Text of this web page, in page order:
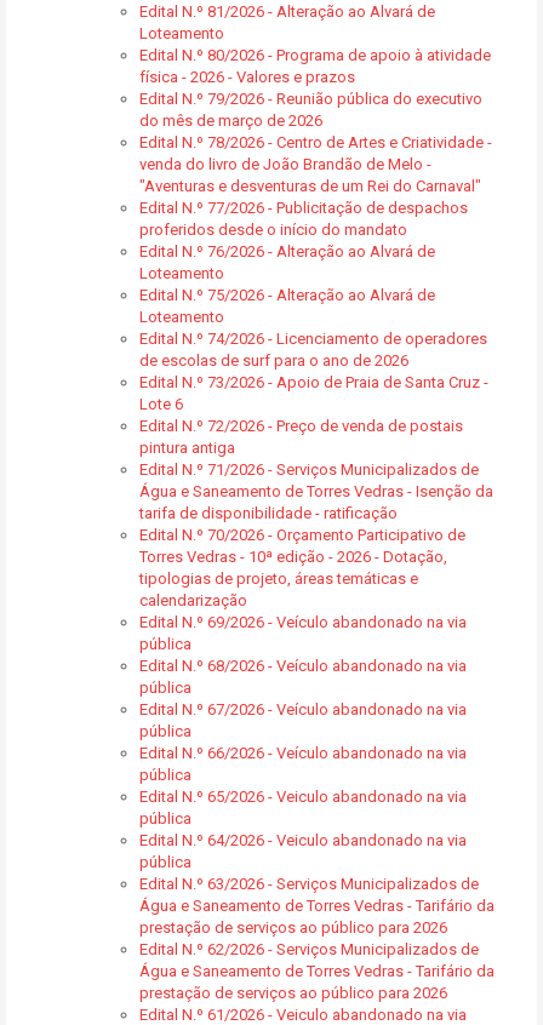
Edital N.º 81/2026 - Alteração ao Alvará de
Loteamento
Edital N.º 80/2026 - Programa de apoio à atividade
física - 2026 - Valores e prazos
Edital N.º 79/2026 - Reunião pública do executivo
do mês de março de 2026
Edital N.º 78/2026 - Centro de Artes e Criatividade -
venda do livro de João Brandão de Melo -
"Aventuras e desventuras de um Rei do Carnaval"
Edital N.º 77/2026 - Publicitação de despachos
proferidos desde o início do mandato
Edital N.º 76/2026 - Alteração ao Alvará de
Loteamento
Edital N.º 75/2026 - Alteração ao Alvará de
Loteamento
Edital N.º 74/2026 - Licenciamento de operadores
de escolas de surf para o ano de 2026
Edital N.º 73/2026 - Apoio de Praia de Santa Cruz -
Lote 6
Edital N.º 72/2026 - Preço de venda de postais
pintura antiga
Edital N.º 71/2026 - Serviços Municipalizados de
Água e Saneamento de Torres Vedras - Isenção da
tarifa de disponibilidade - ratificação
Edital N.º 70/2026 - Orçamento Participativo de
Torres Vedras - 10ª edição - 2026 - Dotação,
tipologias de projeto, áreas temáticas e
calendarização
Edital N.º 69/2026 - Veículo abandonado na via
pública
Edital N.º 68/2026 - Veículo abandonado na via
pública
Edital N.º 67/2026 - Veículo abandonado na via
pública
Edital N.º 66/2026 - Veículo abandonado na via
pública
Edital N.º 65/2026 - Veiculo abandonado na via
pública
Edital N.º 64/2026 - Veiculo abandonado na via
pública
Edital N.º 63/2026 - Serviços Municipalizados de
Água e Saneamento de Torres Vedras - Tarifário da
prestação de serviços ao público para 2026
Edital N.º 62/2026 - Serviços Municipalizados de
Água e Saneamento de Torres Vedras - Tarifário da
prestação de serviços ao público para 2026
Edital N.º 61/2026 - Veiculo abandonado na via